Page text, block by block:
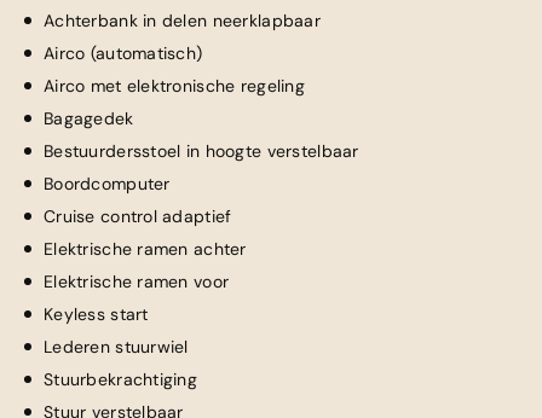
Achterbank in delen neerklapbaar
Airco (automatisch)
Airco met elektronische regeling
Bagagedek
Bestuurdersstoel in hoogte verstelbaar
Boordcomputer
Cruise control adaptief
Elektrische ramen achter
Elektrische ramen voor
Keyless start
Lederen stuurwiel
Stuurbekrachtiging
Stuur verstelbaar